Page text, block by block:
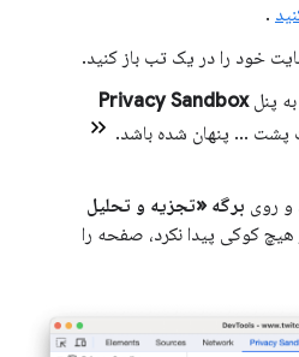
.
خود را در یک تب باز کنید.
پنلPrivacy Sandbox
پشت ... پنهان شده باشد.
و روی برگه «تجزیه و تحلیل
هیچ کوکی پیدا نکرد، صفحه را